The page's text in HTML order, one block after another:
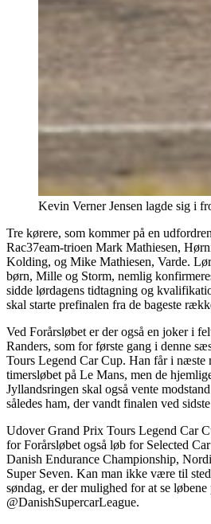
Kevin Verner Jensen lagde sig i
Tre kørere, som kommer på en
Rac37eam-trioen Mark Mathiesen,
Kolding, og Mike Mathiesen, Varde.
børn, Mille og Storm, nemlig
sidde lørdagens tidtagning og
skal starte prefinalen fra de bageste
Ved Forårsløbet er der også en joker i
Randers, som for første gang i denne
Tours Legend Car Cup. Han får i næste
timersløbet på Le Mans, men de
Jyllandsringen skal også vente
således ham, der vandt finalen ved
Udover Grand Prix Tours Legend Car
for Forårsløbet også løb for Selected
Danish Endurance Championship,
Super Seven. Kan man ikke være til
søndag, er der mulighed for at se løbene
@DanishSupercarLeague.